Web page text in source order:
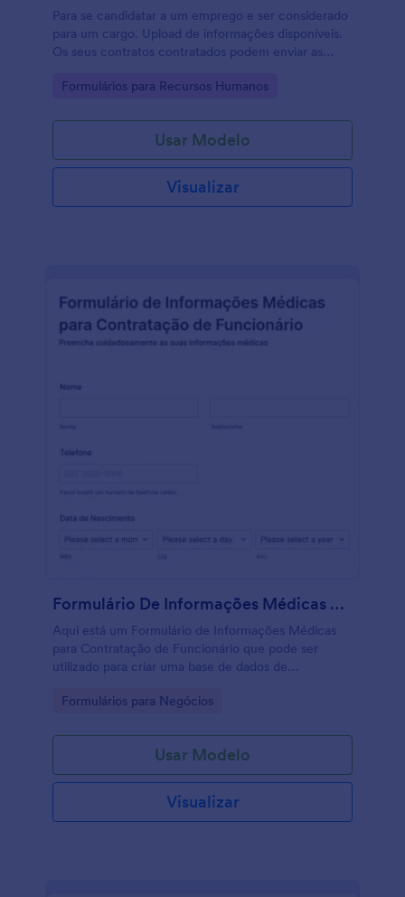
Para se candidatar a um emprego e ser considerado
para um cargo. Upload de informações disponíveis.
Os seus contratos contratados podem enviar as
com esta forma simples.
Go to Category:
Formulários para Recursos Humanos
Usar Modelo
Visualizar
Formulário De Informações Médicas Para Contratação De Funcionário
Aqui está um Formulário de Informações Médicas
para Contratação de Funcionário que pode ser
utilizado para criar uma base de dados de
contrato seja iniciado. Com este modelo, você
juntamente com informações de contato de
emergência e detalhes do plano de saúde que o
funcionário possa ter. Personalize o modelo com
uma variedade de widgets e ferramentas, adicione a
logo da sua marca, imagens, fontes, perguntas, e
Go to Category:
Formulários para Negócios
Usar Modelo
Visualizar